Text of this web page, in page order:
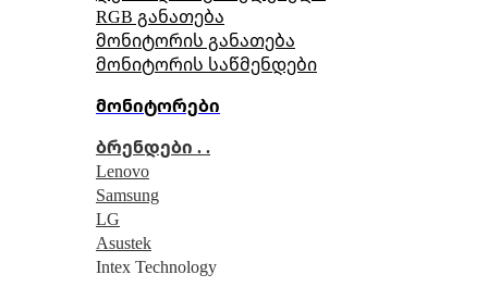
RGB განათება
მონიტორის განათება
მონიტორის საწმენდები
მონიტორები
ბრენდები . .
Lenovo
Samsung
LG
Asustek
Intex Technology